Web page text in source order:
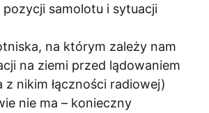
samolotu i sytuacji
na którym zależy nam
na ziemi przed lądowaniem
z nikim łączności radiowej)
nie ma – konieczny